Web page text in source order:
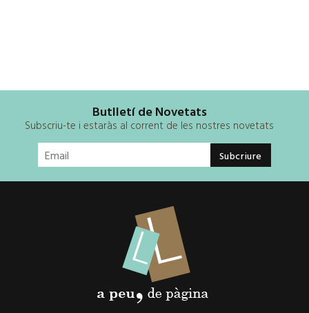
Butlletí de Novetats
Subscriu-te i estaràs al corrent de les nostres novetats